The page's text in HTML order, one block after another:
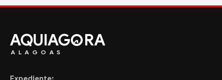
AQUIAG RA
ALAGOAS